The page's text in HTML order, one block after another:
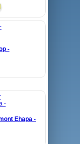
-
Ehapa -